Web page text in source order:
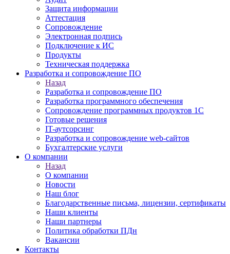
Защита информации
Аттестация
Сопровождение
Электронная подпись
Подключение к ИС
Продукты
Техническая поддержка
Разработка и сопровождение ПО
Назад
Разработка и сопровождение ПО
Разработка программного обеспечения
Сопровождение программных продуктов 1С
Готовые решения
IT-аутсорсинг
Разработка и сопровождение web-сайтов
Бухгалтерские услуги
О компании
Назад
О компании
Новости
Наш блог
Благодарственные письма, лицензии, сертификаты
Наши клиенты
Наши партнеры
Политика обработки ПДн
Вакансии
Контакты